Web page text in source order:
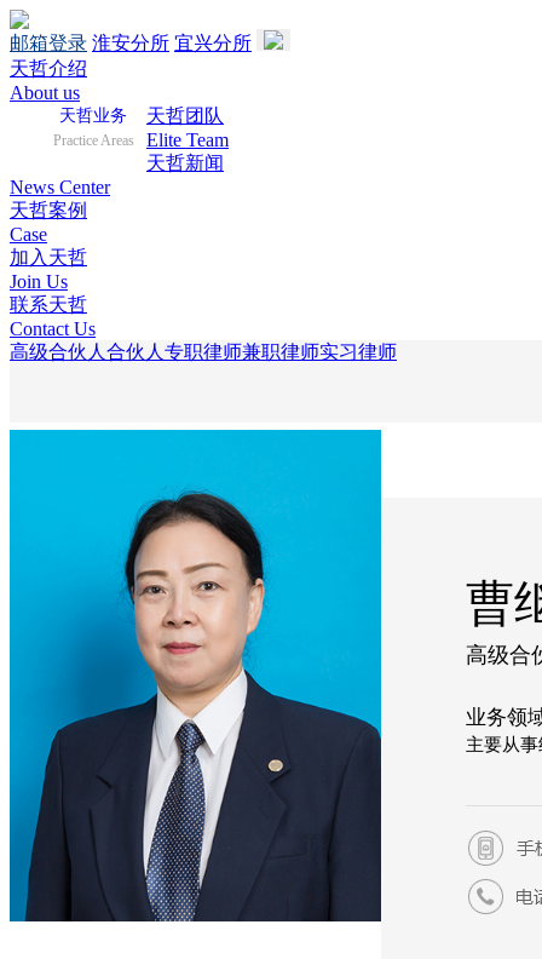
邮箱登录 淮安分所 宜兴分所
天哲介绍
About us
天哲业务
Practice Areas
天哲团队
Elite Team
天哲新闻
News Center
天哲案例
Case
加入天哲
Join Us
联系天哲
Contact Us
高级合伙人 合伙人 专职律师兼职律师实习律师
曹
高级合
业务领
主要从